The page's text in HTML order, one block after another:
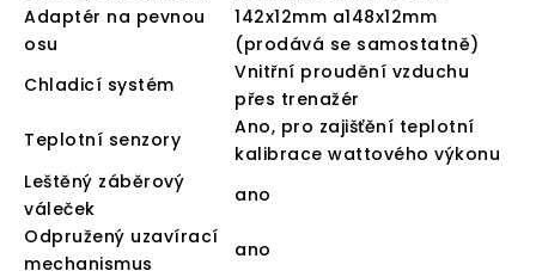
Adaptér na pevnou
osu
142x12mm a148x12mm
(prodává se samostatně)
Chladicí systém
Vnitřní proudění vzduchu
přes trenažér
Teplotní senzory
Ano, pro zajišťění teplotní
kalibrace wattového výkonu
Leštěný záběrový
váleček
ano
Odpružený uzavírací
mechanismus
ano